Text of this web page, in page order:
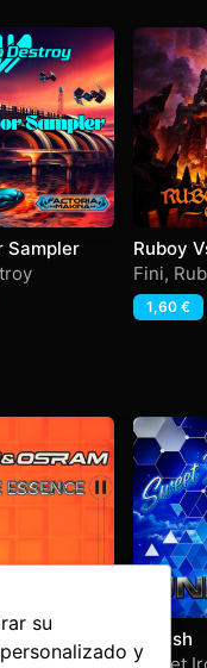
Sampler
Ruboy
Fini,
1,60 €
Vol 2
Unlesh
Sweet
su
y